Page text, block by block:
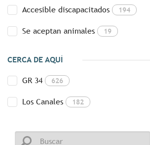
Accesible discapacitados 194
Se aceptan animales 19
CERCA DE AQUÍ
GR 34 626
Los Canales 182